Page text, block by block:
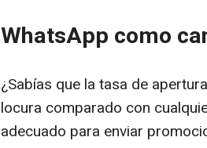
WhatsApp como
¿Sabías que la tasa de
locura comparado con
adecuado para enviar